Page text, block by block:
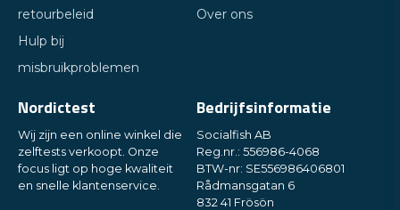
retourbeleid
Hulp bij
misbruikproblemen
Over ons
Nordictest
Wij zijn een online winkel die
zelftests verkoopt. Onze
focus ligt op hoge kwaliteit
en snelle klantenservice.
Bedrijfsinformatie
Socialfish AB
Reg.nr.: 556986-4068
BTW-nr: SE556986406801
Rådmansgatan 6
832 41 Frösön